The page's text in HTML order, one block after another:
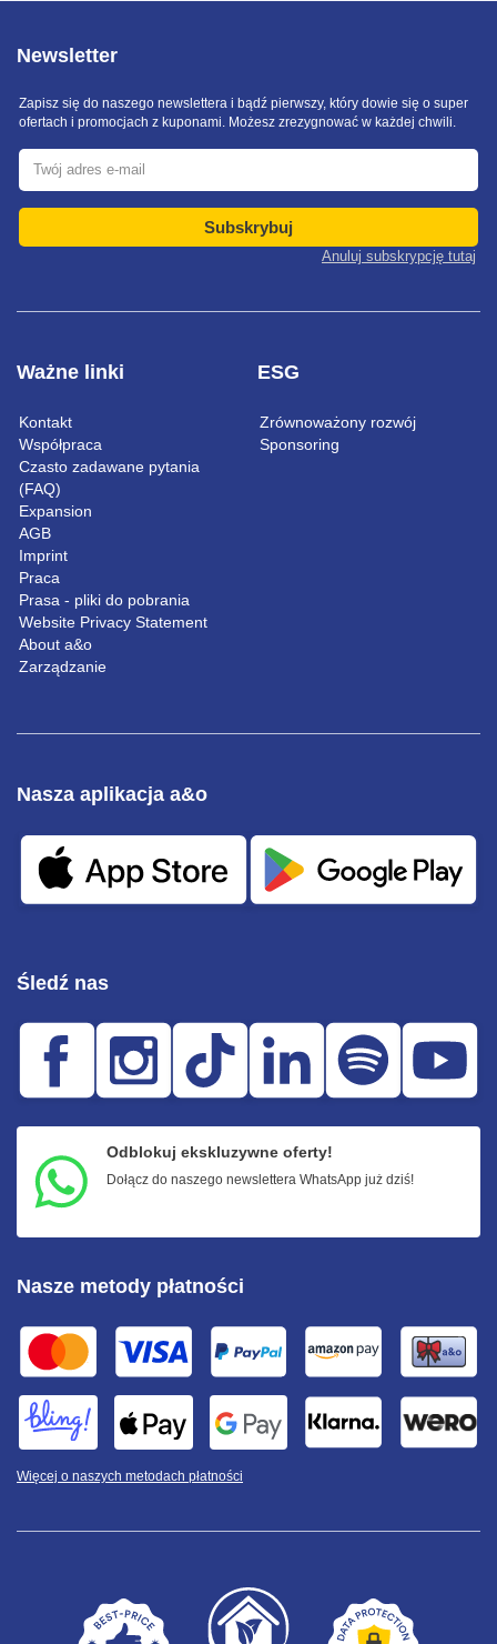
Ważne linki
Kontakt
Współpraca
Czasto zadawane pytania
(FAQ)
Expansion
AGB
Imprint
Praca
Prasa - pliki do pobrania
Website Privacy Statement
About a&o
Zarządzanie
ESG
Zrównoważony rozwój
Sponsoring
Newsletter
Zapisz się do naszego newslettera i bądź pierwszy, który dowie się o super
ofertach i promocjach z kuponami. Możesz zrezygnować w każdej chwili.
Subskrybuj
Anuluj subskrypcję tutaj
Śledź nas
Odblokuj ekskluzywne oferty!
Dołącz do naszego newslettera WhatsApp już dziś!
Nasza aplikacja a&o
Nasze metody płatności
Więcej o naszych metodach płatności